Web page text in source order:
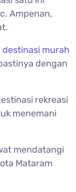
Ampenan,
destinasi murah
dengan
rekreasi
menemani
mendatangi
Mataram